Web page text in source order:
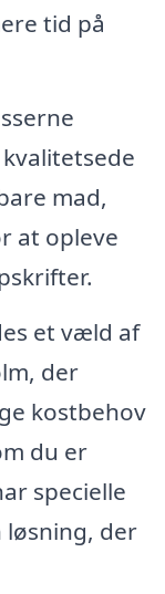
tid på
mad,
at opleve
et væld af
der
kostbehov
du er
specielle
der